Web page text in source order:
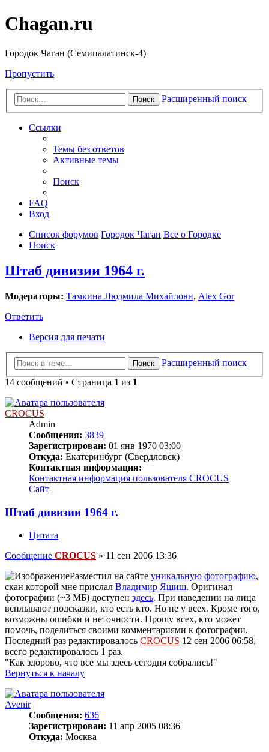
Chagan.ru
Городок Чаган (Семипалатинск-4)
Пропустить
Поиск Расширенный поиск
Ссылки
Темы без ответов
Активные темы
Поиск
FAQ
Вход
Список форумов Городок Чаган Все о Городке
Поиск
Штаб дивизии 1964 г.
Модераторы: Тамкина Людмила Михайловн, Alex Gor
Ответить
Версия для печати
Поиск
Расширенный поиск
14 сообщений • Страница 1 из 1
CROCUS
Admin
Сообщения: 3839
Зарегистрирован: 01 янв 1970 03:00
Откуда: Екатеринбург (Свердловск)
Контактная информация:
Контактная информация пользователя CROCUS
Сайт
Штаб дивизии 1964 г.
Цитата
Сообщение CROCUS » 11 сен 2006 13:36
Разместил на сайте уникальную фотографию,
скан которой мне прислал Владимир Яшиш. Оригинал
фотографии (~3 МБ) доступен здесь. При наведении на лица
всплывают подсказки, кто есть кто. Но не у всех. Кроме того,
возможны ошибки и неточности. Прошу всех, кто может
помочь, поделиться своими комментариями к фотографии.
Последний раз редактировалось CROCUS 12 сен 2006 06:58,
всего редактировалось 1 раз.
"Как здорово, что все мы здесь сегодня собрались!"
Вернуться к началу
Avenir
Сообщения: 636
Зарегистрирован: 11 апр 2005 08:36
Откуда: Москва